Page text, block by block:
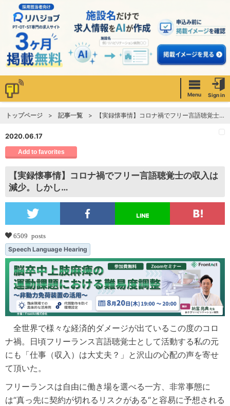
Menu Sign in
トップページ 記事一覧 【実録懐事情】コロナ禍でフリー言語聴覚士の収入は減少。しかし…
2020.06.17
Add to favorites
【実録懐事情】コロナ禍でフリー言語聴覚士の収入は
減少。しかし…
6509 posts
Speech Language Hearing
全世界で様々な経済的ダメージが出ているこの度のコロ
ナ禍。日頃フリーランス言語聴覚士として活動する私の元
にも「仕事（収入）は大丈夫？」と沢山の心配の声を寄せ
て頂いた。
フリーランスは自由に働き場を選べる一方、非常事態に
は“真っ先に契約が切れるリスクがある“と容易に予想される